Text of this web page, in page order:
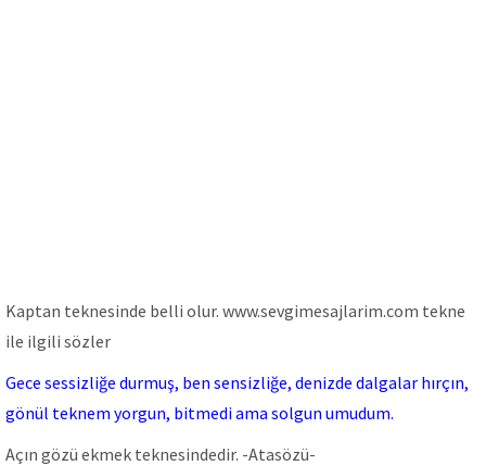
Kaptan teknesinde belli olur. www.sevgimesajlarim.com tekne
ile ilgili sözler
Gece sessizliğe durmuş, ben sensizliğe, denizde dalgalar hırçın,
gönül teknem yorgun, bitmedi ama solgun umudum.
Açın gözü ekmek teknesindedir. -Atasözü-